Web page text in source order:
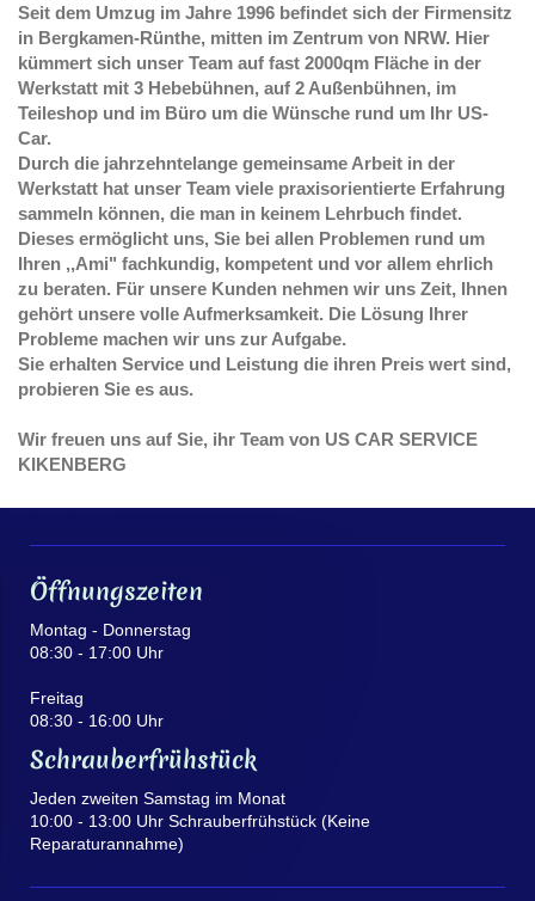
Seit dem Umzug im Jahre 1996 befindet sich der Firmensitz
in Bergkamen-Rünthe, mitten im Zentrum von NRW. Hier
kümmert sich unser Team auf fast 2000qm Fläche in der
Werkstatt mit 3 Hebebühnen, auf 2 Außenbühnen, im
Teileshop und im Büro um die Wünsche rund um Ihr US-
Car.
Durch die jahrzehntelange gemeinsame Arbeit in der
Werkstatt hat unser Team viele praxisorientierte Erfahrung
sammeln können, die man in keinem Lehrbuch findet.
Dieses ermöglicht uns, Sie bei allen Problemen rund um
Ihren ,,Ami" fachkundig, kompetent und vor allem ehrlich
zu beraten. Für unsere Kunden nehmen wir uns Zeit, Ihnen
gehört unsere volle Aufmerksamkeit. Die Lösung Ihrer
Probleme machen wir uns zur Aufgabe.
Sie erhalten Service und Leistung die ihren Preis wert sind,
probieren Sie es aus.
Wir freuen uns auf Sie, ihr Team von US CAR SERVICE
KIKENBERG
Öffnungszeiten
Montag - Donnerstag
08:30 - 17:00 Uhr
Freitag
08:30 - 16:00 Uhr
Schrauberfrühstück
Jeden zweiten Samstag im Monat
10:00 - 13:00 Uhr Schrauberfrühstück (Keine
Reparaturannahme)